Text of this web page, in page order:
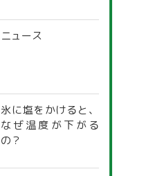
探究ガイド
ニュース
氷に塩をかけると、
なぜ温度が下がる
の？